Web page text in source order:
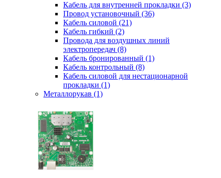
Кабель для внутренней прокладки (3)
Провод установочный (36)
Кабель силовой (21)
Кабель гибкий (2)
Провода для воздушных линий
электропередач (8)
Кабель бронированный (1)
Кабель контрольный (8)
Кабель силовой для нестационарной
прокладки (1)
Металлорукав (1)